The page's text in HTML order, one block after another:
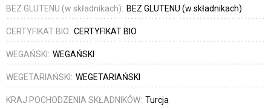
BEZ GLUTENU (w składnikach): BEZ GLUTENU (w składnikach)
CERTYFIKAT BIO: CERTYFIKAT BIO
WEGAŃSKI: WEGAŃSKI
WEGETARIAŃSKI: WEGETARIAŃSKI
KRAJ POCHODZENIA SKŁADNIKÓW: Turcja